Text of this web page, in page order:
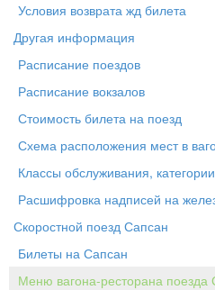
Условия возврата жд билета
Другая информация
Расписание поездов
Расписание вокзалов
Стоимость билета на поезд
Схема расположения мест в
Классы обслуживания,
Расшифровка надписей на
Скоростной поезд Сапсан
Билеты на Сапсан
Меню вагона-ресторана поезда